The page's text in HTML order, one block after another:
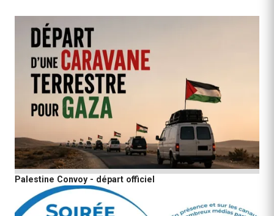
Palestine Convoy - départ officiel